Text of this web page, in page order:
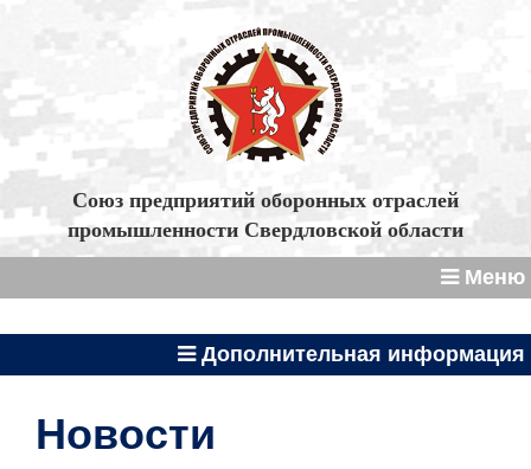
Союз предприятий оборонных отраслей
промышленности Свердловской области
Меню
Дополнительная информация
Новости